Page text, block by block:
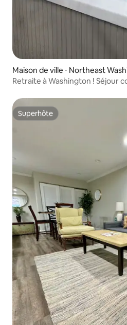
Maison de ville ⋅ Northeast
Retraite à Washington ! Séjour
Superhôte
Superhôte